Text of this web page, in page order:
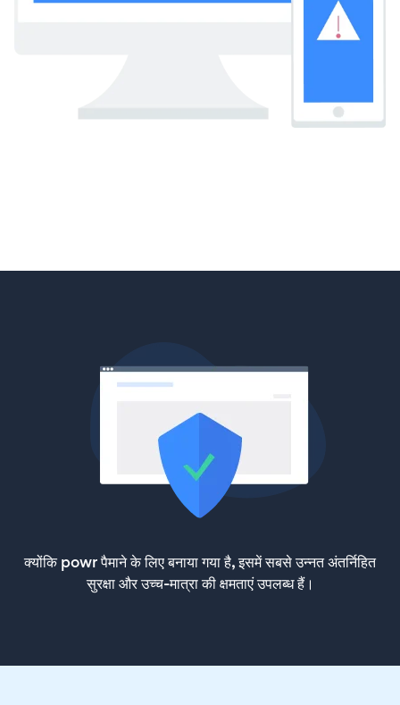
क्योंकि powr पैमाने के लिए बनाया गया है, इसमें सबसे उन्नत अंतर्निहित
सुरक्षा और उच्च-मात्रा की क्षमताएं उपलब्ध हैं।